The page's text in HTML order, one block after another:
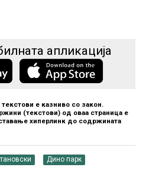
апликација
е казниво со закон.
(текстови) од оваа страница е
хиперлинк до содржината
Дино парк